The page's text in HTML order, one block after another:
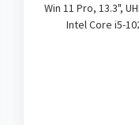
Win 11 Pro, 13.3",
Intel Core i5-